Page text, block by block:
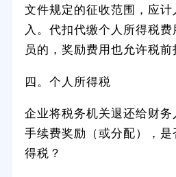
文件规定的征收范围，应
入。代扣代缴个人所得税费
员的，奖励费用也允许税前
四。个人所得税
企业将税务机关退还给财
手续费奖励（或分配），
得税？